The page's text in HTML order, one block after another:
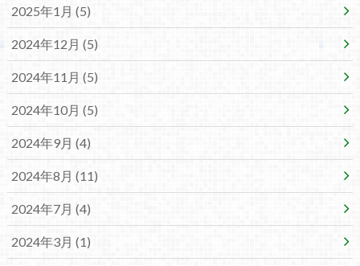
2025年1月 (5)
2024年12月 (5)
2024年11月 (5)
2024年10月 (5)
2024年9月 (4)
2024年8月 (11)
2024年7月 (4)
2024年3月 (1)